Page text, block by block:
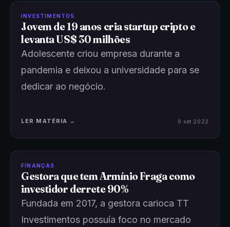
INVESTIMENTOS
Jovem de 19 anos cria startup cripto e
levanta US$ 30 milhões
Adolescente criou empresa durante a
pandemia e deixou a universidade para se
dedicar ao negócio.
LER MATÉRIA → 9 set 2022
FINANÇAS
Gestora que tem Armínio Fraga como
investidor derrete 90%
Fundada em 2017, a gestora carioca TT
Investimentos possuía foco no mercado